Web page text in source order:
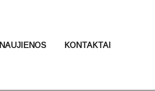
NAUJIENOS KONTAKTAI